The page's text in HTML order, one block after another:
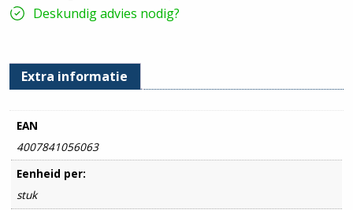
Deskundig advies nodig?
Extra informatie
EAN
4007841056063
Eenheid per:
stuk